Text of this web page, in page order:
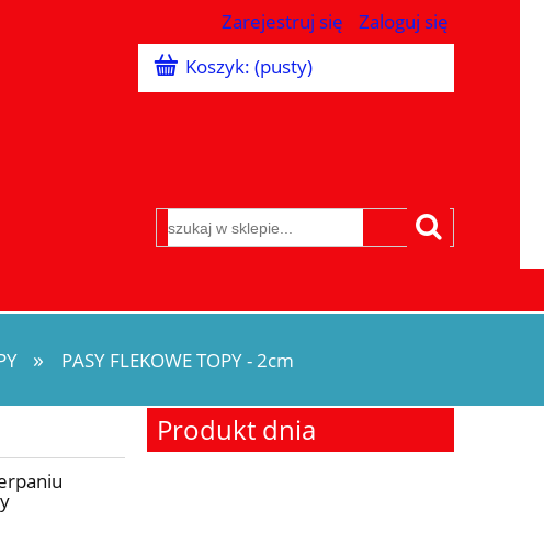
Zarejestruj się
Zaloguj się
Koszyk: (pusty)
» PASY FLEKOWE TOPY - 2cm
Produkt dnia